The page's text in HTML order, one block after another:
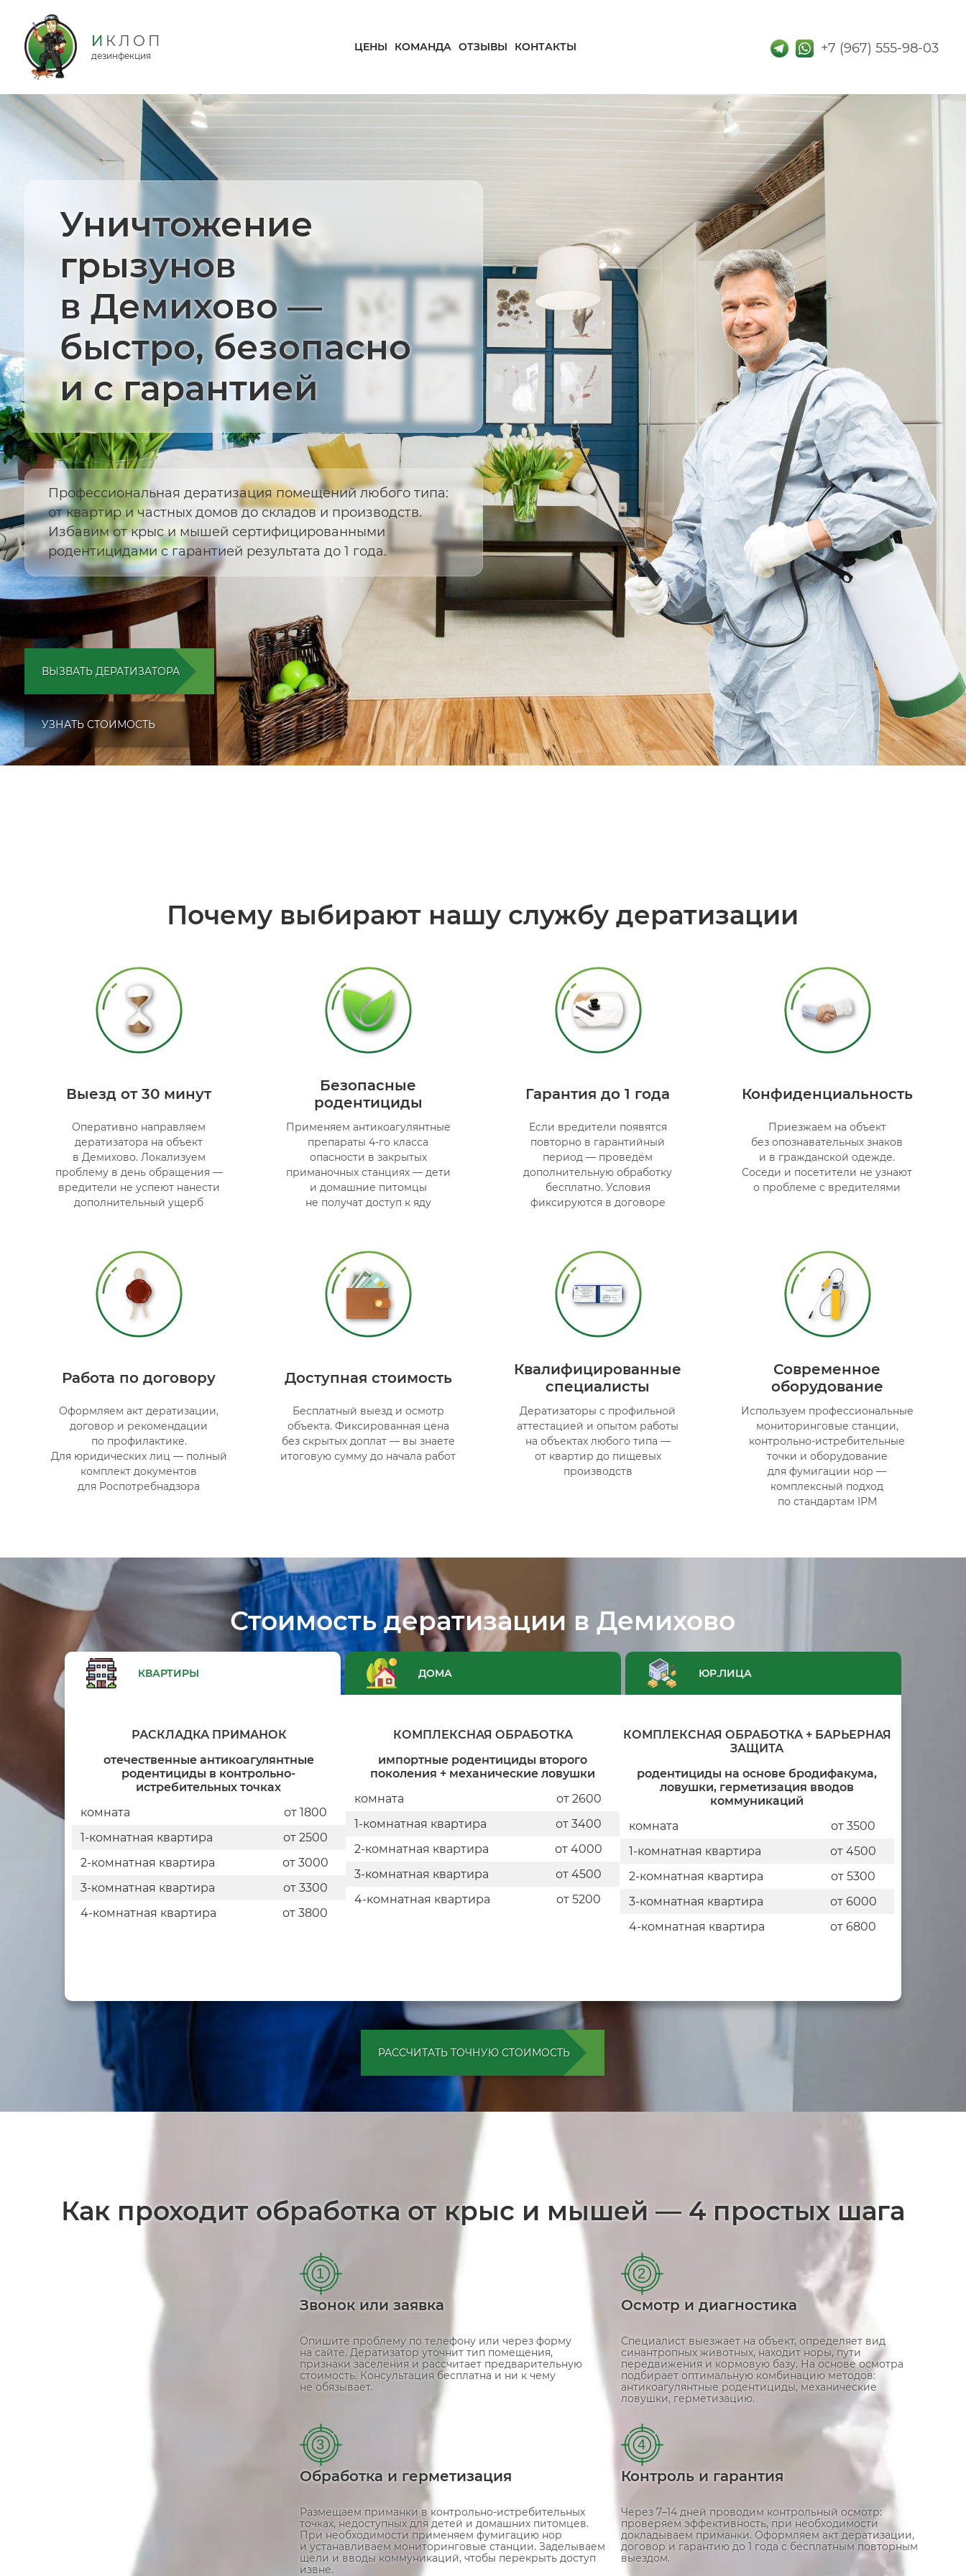
дезинфекция
ЦЕНЫ КОМАНДА ОТЗЫВЫ КОНТАКТЫ
Уничтожение
грызунов
в Демихово —
быстро, безопасно
и с гарантией
Профессиональная дератизация помещений любого типа:
от квартир и частных домов до складов и производств.
Избавим от крыс и мышей сертифицированными
родентицидами с гарантией результата до 1 года.
ВЫЗВАТЬ ДЕРАТИЗАТОРА
УЗНАТЬ СТОИМОСТЬ
Почему выбирают нашу службу дератизации
Выезд от 30 минут
Оперативно направляем
дератизатора на объект
в Демихово. Локализуем
проблему в день обращения —
вредители не успеют нанести
дополнительный ущерб
Безопасные
родентициды
Применяем антикоагулянтные
препараты 4-го класса
опасности в закрытых
приманочных станциях — дети
и домашние питомцы
не получат доступ к яду
Гарантия до 1 года
Если вредители появятся
повторно в гарантийный
период — проведём
дополнительную обработку
бесплатно. Условия
фиксируются в договоре
Конфиденциальность
Приезжаем на объект
без опознавательных знаков
и в гражданской одежде.
Соседи и посетители не узнают
о проблеме с вредителями
Работа по договору
Оформляем акт дератизации,
договор и рекомендации
по профилактике.
Для юридических лиц — полный
комплект документов
для Роспотребнадзора
Доступная стоимость
Бесплатный выезд и осмотр
объекта. Фиксированная цена
без скрытых доплат — вы знаете
итоговую сумму до начала работ
Квалифицированные
специалисты
Дератизаторы с профильной
аттестацией и опытом работы
на объектах любого типа —
от квартир до пищевых
производств
Современное
оборудование
Используем профессиональные
мониторинговые станции,
контрольно-истребительные
точки и оборудование
для фумигации нор —
комплексный подход
по стандартам IPM
Стоимость дератизации в Демихово
КВАРТИРЫ ДОМА ЮР.ЛИЦА
РАСКЛАДКА ПРИМАНОК
отечественные антикоагулянтные
родентициды в контрольно-
истребительных точках
комната
от 1800
1-комнатная квартира
от 2500
2-комнатная квартира
от 3000
3-комнатная квартира
от 3300
4-комнатная квартира
от 3800
КОМПЛЕКСНАЯ ОБРАБОТКА
импортные родентициды второго
поколения + механические ловушки
комната
от 2600
1-комнатная квартира
от 3400
2-комнатная квартира
от 4000
3-комнатная квартира
от 4500
4-комнатная квартира
от 5200
КОМПЛЕКСНАЯ ОБРАБОТКА + БАРЬЕРНАЯ
ЗАЩИТА
родентициды на основе бродифакума,
ловушки, герметизация вводов
коммуникаций
комната
от 3500
1-комнатная квартира
от 4500
2-комнатная квартира
от 5300
3-комнатная квартира
от 6000
4-комнатная квартира
от 6800
РАССЧИТАТЬ ТОЧНУЮ СТОИМОСТЬ
Как проходит обработка от крыс и мышей — 4 простых шага
1
Звонок или заявка
Опишите проблему по телефону или через форму
на сайте. Дератизатор уточнит тип помещения,
признаки заселения и рассчитает предварительную
стоимость. Консультация бесплатна и ни к чему
не обязывает.
2
Осмотр и диагностика
Специалист выезжает на объект, определяет вид
синантропных животных, находит норы, пути
передвижения и кормовую базу. На основе осмотра
подбирает оптимальную комбинацию методов:
антикоагулянтные родентициды, механические
ловушки, герметизацию.
3
Обработка и герметизация
Размещаем приманки в контрольно-истребительных
точках, недоступных для детей и домашних питомцев.
При необходимости применяем фумигацию нор
и устанавливаем мониторинговые станции. Заделываем
щели и вводы коммуникаций, чтобы перекрыть доступ
извне.
4
Контроль и гарантия
Через 7–14 дней проводим контрольный осмотр:
проверяем эффективность, при необходимости
докладываем приманки. Оформляем акт дератизации,
договор и гарантию до 1 года с бесплатным повторным
выездом.